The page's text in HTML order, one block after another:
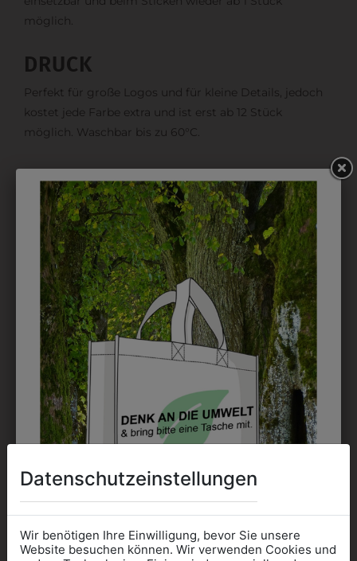
möglich.
DRUCK
Perfekt für große Logos und für kleine Details, jedoch
kostet jede Farbe extra und ist erst ab 12 Stück
möglich. Waschbar bis zu 60°C.
DAS KÖNNTE IHNEN
AUCH GEFALLEN
32124810
Datenschutzeinstellungen
Wir benötigen Ihre Einwilligung, bevor Sie unsere
Website besuchen können. Wir verwenden Cookies und